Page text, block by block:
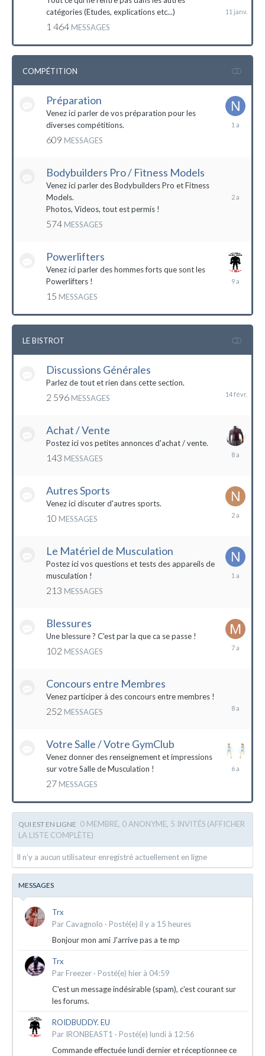
catégories (Etudes, explications etc...)
1 464 MESSAGES
COMPÉTITION
Préparation
Venez ici parler de vos préparation pour les
diverses compétitions.
609 MESSAGES
14
Bodybuilders Pro / Fitness Models
Venez ici parler des Bodybuilders Pro et Fitness
Models.
Photos, Videos, tout est permis !
574 MESSAGES
2021
Powerlifters
Venez ici parler des hommes forts que sont les
Powerlifters !
15 MESSAGES
LE BISTROT
Discussions Générales
Parlez de tout et rien dans cette section.
2 596 MESSAGES
Achat / Vente
Postez ici vos petites annonces d'achat / vente.
143 MESSAGES
Autres Sports
Venez ici discuter d'autres sports.
10 MESSAGES
18
Le Matériel de Musculation
Postez ici vos questions et tests des appareils de
musculation !
213 MESSAGES
Blessures
Une blessure ? C'est par la que ca se passe !
102 MESSAGES
19
Concours entre Membres
Venez participer à des concours entre membres !
252 MESSAGES
2016
Votre Salle / Votre GymClub
Venez donner des renseignement et impressions
sur votre Salle de Musculation !
27 MESSAGES
26
QUI EST EN LIGNE 0 MEMBRE, 0 ANONYME, 5 INVITÉS (AFFICHER
LA LISTE COMPLÈTE)
Il n’y a aucun utilisateur enregistré actuellement en ligne
MESSAGES
Trx
Par Cavagnolo · Posté(e) il y a 15 heures
Bonjour mon ami J'arrive pas a te mp
Trx
Par Freezer · Posté(e) hier à 04:59
C'est un message indésirable (spam), c'est courant sur
les forums.
ROIDBUDDY. EU
Par IRONBEAST1 · Posté(e) lundi à 12:56
Commande effectuée lundi dernier et réceptionnee ce